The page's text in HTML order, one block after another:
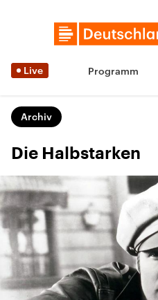
Live Programm
Archiv
Die Halbstarken